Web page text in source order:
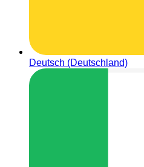
Deutsch (Deutschland)